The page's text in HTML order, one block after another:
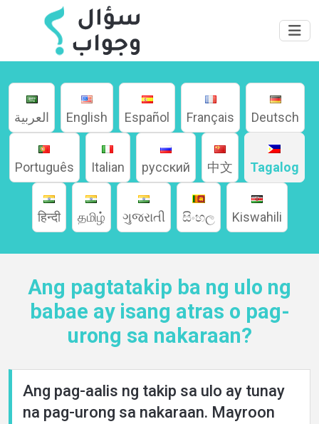
Home
About
Languages
العربية English Español Français Deutsch
Português Italian русский 中文 Tagalog
हिन्दी தமிழ் ગુજરાતી සිංහල Kiswahili
Ang pagtatakip ba ng ulo ng
babae ay isang atras o pag-
urong sa nakaraan?
Ang pag-aalis ng takip sa ulo ay tunay
na pag-urong sa nakaraan. Mayroon